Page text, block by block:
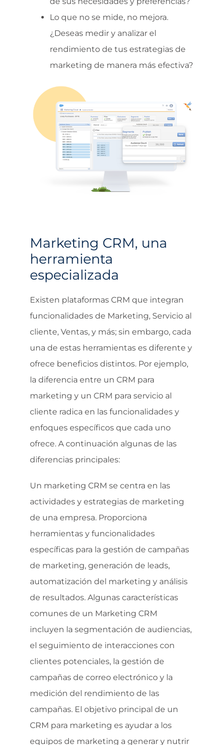
Lo que no se mide, no mejora.
¿Deseas medir y analizar el
rendimiento de tus estrategias de
marketing de manera más efectiva?
Marketing CRM, una
herramienta
especializada
Existen plataformas CRM que integran
funcionalidades de Marketing, Servicio al
cliente, Ventas, y más; sin embargo, cada
una de estas herramientas es diferente y
ofrece beneficios distintos. Por ejemplo,
la diferencia entre un CRM para
marketing y un CRM para servicio al
cliente radica en las funcionalidades y
enfoques específicos que cada uno
ofrece. A continuación algunas de las
diferencias principales:
Un marketing CRM se centra en las
actividades y estrategias de marketing
de una empresa. Proporciona
herramientas y funcionalidades
específicas para la gestión de campañas
de marketing, generación de leads,
automatización del marketing y análisis
de resultados. Algunas características
comunes de un Marketing CRM
incluyen la segmentación de audiencias,
el seguimiento de interacciones con
clientes potenciales, la gestión de
campañas de correo electrónico y la
medición del rendimiento de las
campañas. El objetivo principal de un
CRM para marketing es ayudar a los
equipos de marketing a generar y nutrir